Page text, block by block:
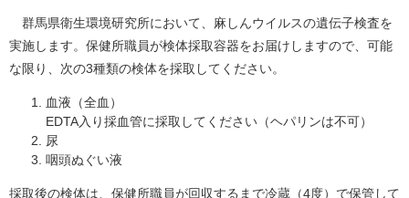
群馬県衛生環境研究所において、麻しんウイルスの遺伝子検査を
実施します。保健所職員が検体採取容器をお届けしますので、可能
な限り、次の3種類の検体を採取してください。
血液（全血）
EDTA入り採血管に採取してください（ヘパリンは不可）
尿
咽頭ぬぐい液
採取後の検体は、保健所職員が回収するまで冷蔵（4度）で保管して